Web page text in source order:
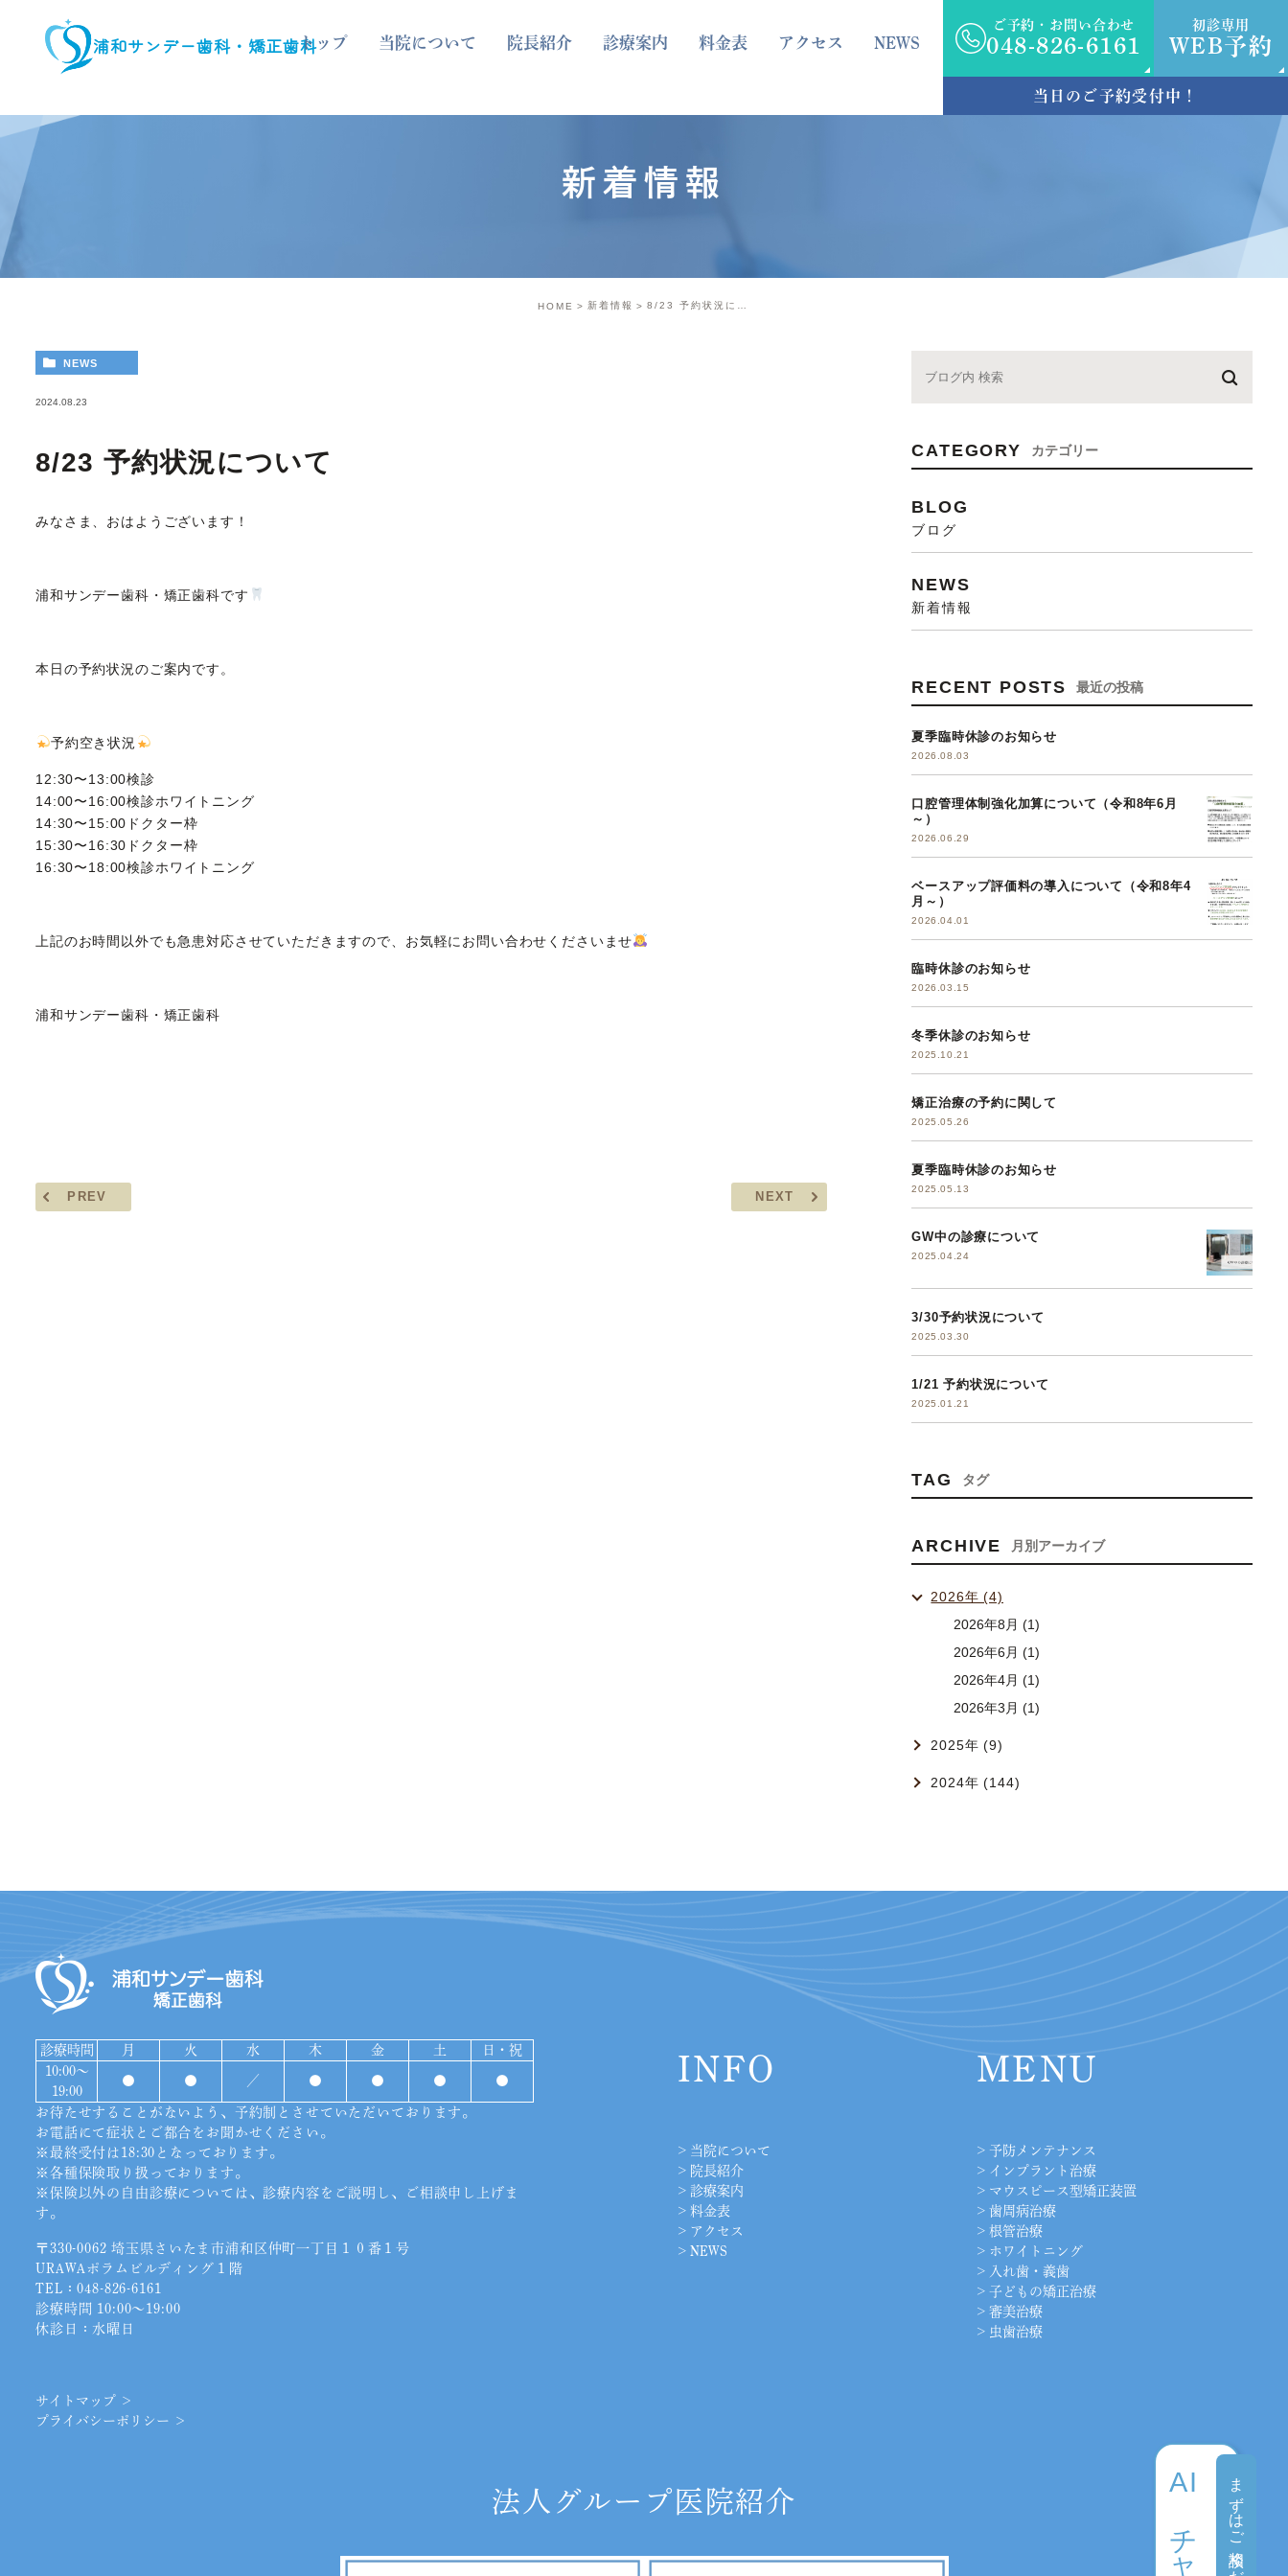
AI まずはご相談ください
浦和サンデー歯科・矯正歯科トップ 当院について 院長紹介 診療案内 料金表 アクセス NEWS
ご予約・お問い合わせ
048-826-6161
初診専用
WEB予約
当日のご予約受付中！
新着情報
HOME 新着情報 8/23 予約状況について
NEWS
2024.08.23
8/23 予約状況について
みなさま、おはようございます！
浦和サンデー歯科・矯正歯科です
本日の予約状況のご案内です。
予約空き状況
12:30〜13:00検診
14:00〜16:00検診ホワイトニング
14:30〜15:00ドクター枠
15:30〜16:30ドクター枠
16:30〜18:00検診ホワイトニング
上記のお時間以外でも急患対応させていただきますので、お気軽にお問い合わせくださいませ
浦和サンデー歯科・矯正歯科
PREV NEXT
CATEGORY カテゴリー
BLOG
ブログ
NEWS
新着情報
RECENT POSTS 最近の投稿
夏季臨時休診のお知らせ
2026.08.03
口腔管理体制強化加算について（令和8年6月
～）
2026.06.29
ベースアップ評価料の導入について（令和8年4
月～）
2026.04.01
臨時休診のお知らせ
2026.03.15
冬季休診のお知らせ
2025.10.21
矯正治療の予約に関して
2025.05.26
夏季臨時休診のお知らせ
2025.05.13
GW中の診療について
2025.04.24
3/30予約状況について
2025.03.30
1/21 予約状況について
2025.01.21
TAG タグ
ARCHIVE 月別アーカイブ
2026年 (4)
2026年8月 (1)
2026年6月 (1)
2026年4月 (1)
2026年3月 (1)
2025年 (9)
2024年 (144)
診療時間 月 火 水 木 金 土
日・祝
10:00〜
19:00
● ● ／ ● ● ● ●
お待たせすることがないよう、予約制とさせていただいております。
お電話にて症状とご都合をお聞かせください。
※最終受付は18:30となっております。
※各種保険取り扱っております。
※保険以外の自由診療については、診療内容をご説明し、ご相談申し上げま
す。
〒330-0062 埼玉県さいたま市浦和区仲町一丁目１０番１号
URAWAポラムビルディング１階
TEL：048-826-6161
診療時間 10:00〜19:00
休診日：水曜日
INFO
> 当院について
> 院長紹介
> 診療案内
> 料金表
> アクセス
> NEWS
MENU
> 予防メンテナンス
> インプラント治療
> マウスピース型矯正装置
> 歯周病治療
> 根管治療
> ホワイトニング
> 入れ歯・義歯
> 子どもの矯正治療
> 審美治療
> 虫歯治療
サイトマップ ＞
プライバシーポリシー ＞
法人グループ医院紹介